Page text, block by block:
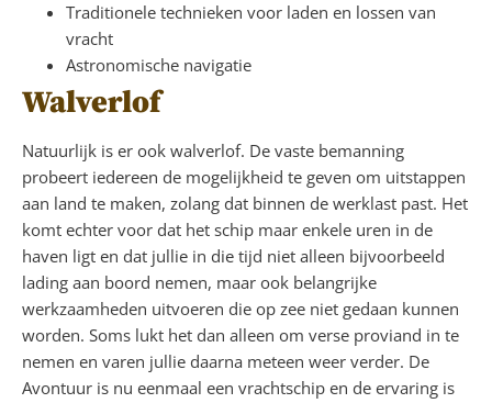
Traditionele technieken voor laden en lossen van
vracht
Astronomische navigatie
Walverlof
Natuurlijk is er ook walverlof. De vaste bemanning
probeert iedereen de mogelijkheid te geven om uitstappen
aan land te maken, zolang dat binnen de werklast past. Het
komt echter voor dat het schip maar enkele uren in de
haven ligt en dat jullie in die tijd niet alleen bijvoorbeeld
lading aan boord nemen, maar ook belangrijke
werkzaamheden uitvoeren die op zee niet gedaan kunnen
worden. Soms lukt het dan alleen om verse proviand in te
nemen en varen jullie daarna meteen weer verder. De
Avontuur is nu eenmaal een vrachtschip en de ervaring is